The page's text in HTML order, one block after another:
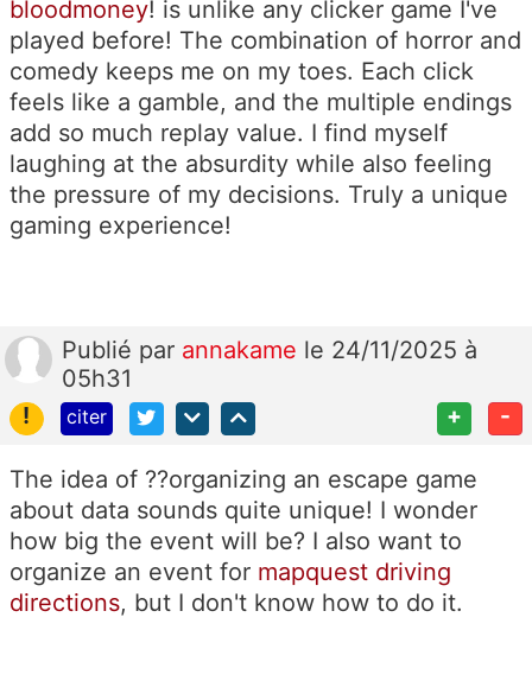
bloodmoney! is unlike any clicker game I've
played before! The combination of horror and
comedy keeps me on my toes. Each click
feels like a gamble, and the multiple endings
add so much replay value. I find myself
laughing at the absurdity while also feeling
the pressure of my decisions. Truly a unique
gaming experience!
Publié par annakame le 24/11/2025 à
05h31
!
citer + -
The idea of ??organizing an escape game
about data sounds quite unique! I wonder
how big the event will be? I also want to
organize an event for mapquest driving
directions, but I don't know how to do it.